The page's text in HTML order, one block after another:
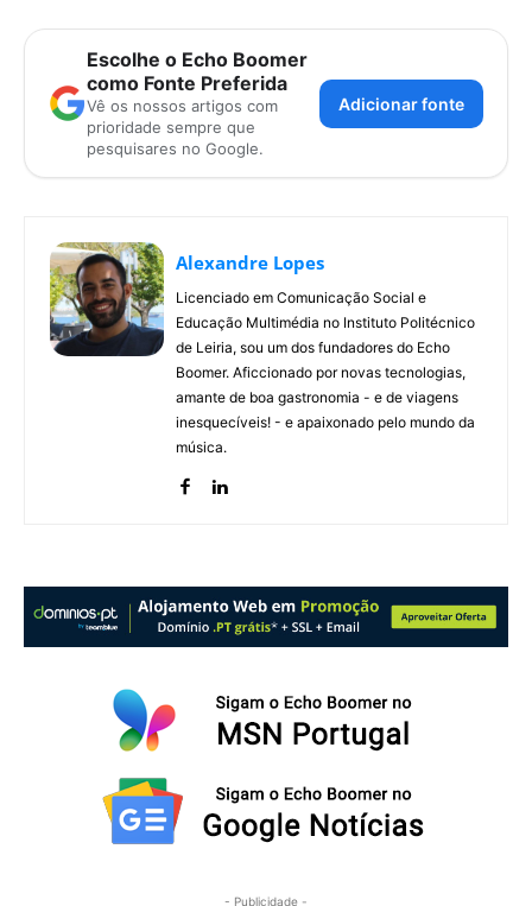
Escolhe o Echo Boomer
como Fonte Preferida
Vê os nossos artigos com
prioridade sempre que
pesquisares no Google.
Adicionar fonte
Alexandre Lopes
Licenciado em Comunicação Social e
Educação Multimédia no Instituto Politécnico
de Leiria, sou um dos fundadores do Echo
Boomer. Aficcionado por novas tecnologias,
amante de boa gastronomia - e de viagens
inesquecíveis! - e apaixonado pelo mundo da
música.
- Publicidade -